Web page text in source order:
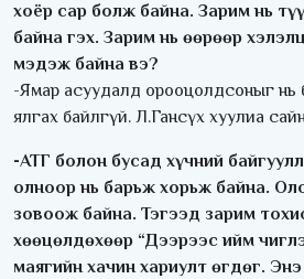
хоёр сар болж байна. Зарим нь
байна гэх. Зарим нь өөрөөр
мэдэж байна вэ?
-Ямар асуудалд орооцолдсоныг нь
ялгах байлгүй. Л.Гансүх хуулиа
-АТГ болон бусад хүчний
олноор нь барьж хорьж байна.
зовоож байна. Тэгээд зарим
хөөцөлдөхөөр “Дээрээс ийм
маягийн хачин хариулт өгдөг.